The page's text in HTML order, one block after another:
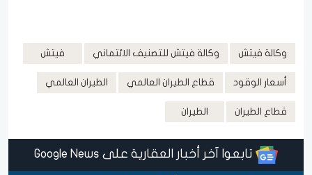
وكالة فيتش وكالة فيتش للتصنيف الائتماني فيتش
أسعار الوقود قطاع الطيران العالمي الطيران العالمي
قطاع الطيران الطيران
تابعوا آخر أخبار العقارية على Google News